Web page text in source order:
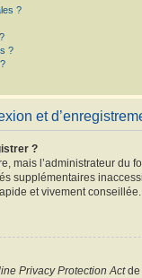
?
?
et
?
mais l’administrateur du
supplémentaires
et vivement conseillée.
Privacy Protection Actde